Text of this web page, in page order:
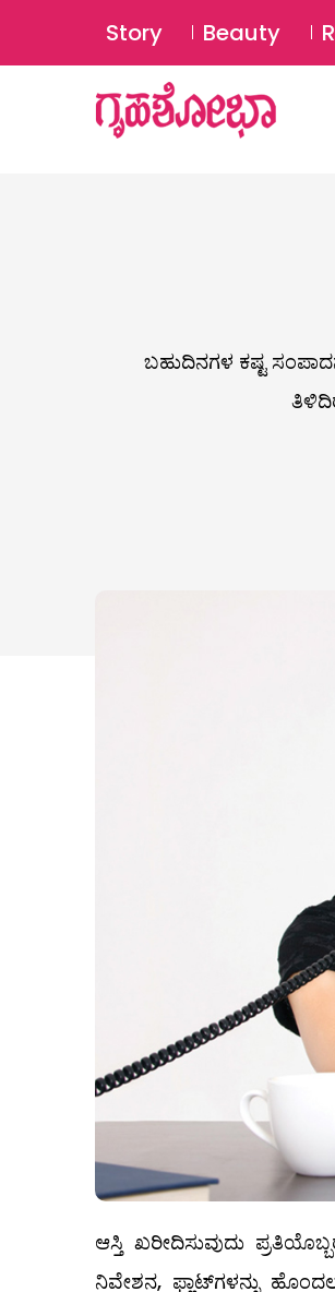
Story Beauty
ಬಹುದಿನಗಳ ಕಷ್ಟ
ಆಸ್ತಿ ಖರೀದಿಸುವುದು
ನಿವೇಶನ, ಫ್ಲಾಟ್‌ಗಳನ್ನು